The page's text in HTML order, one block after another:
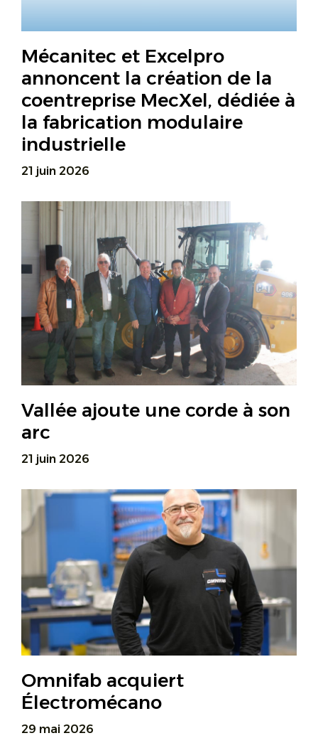
Mécanitec et Excelpro
annoncent la création de la
coentreprise MecXel, dédiée à
la fabrication modulaire
industrielle
21 juin 2026
Vallée ajoute une corde à son
arc
21 juin 2026
Omnifab acquiert
Électromécano
29 mai 2026